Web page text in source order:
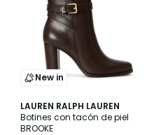
New in
LAUREN RALPH LAUREN
Botines con tacón de piel
BROOKE
2
Colores